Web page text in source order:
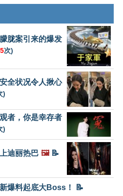
胧案引来的爆发
次)
全状况令人揪心
)
者，你是幸存者
)
迪丽热巴 🖼️📝
爆料起底大Boss！ 📝